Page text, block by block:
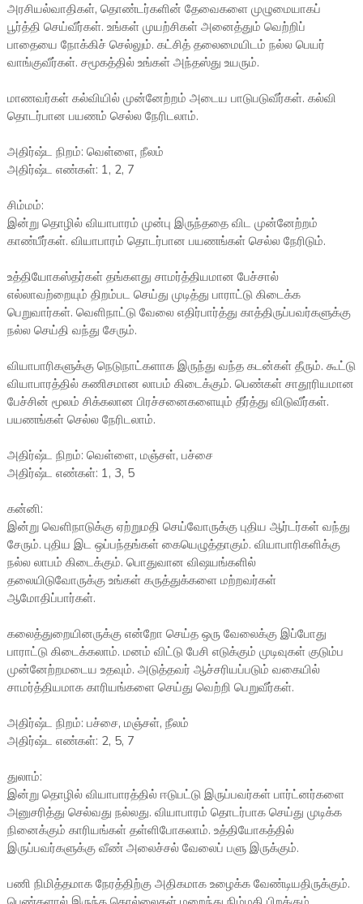
அரசியல்வாதிகள், தொண்டர்களின் தேவைகளை முழுமையாகப்
பூர்த்தி செய்வீர்கள். உங்கள் முயற்சிகள் அனைத்தும் வெற்றிப்
பாதையை நோக்கிச் செல்லும். கட்சித் தலைமையிடம் நல்ல பெயர்
வாங்குவீர்கள். சமூகத்தில் உங்கள் அந்தஸ்து உயரும்.
மாணவர்கள் கல்வியில் முன்னேற்றம் அடைய பாடுபடுவீர்கள். கல்வி
தொடர்பான பயணம் செல்ல நேரிடலாம்.
அதிர்ஷ்ட நிறம்: வெள்ளை, நீலம்
அதிர்ஷ்ட எண்கள்: 1, 2, 7
சிம்மம்:
இன்று தொழில் வியாபாரம் முன்பு இருந்ததை விட முன்னேற்றம்
காண்பீர்கள். வியாபாரம் தொடர்பான பயணங்கள் செல்ல நேரிடும்.
உத்தியோகஸ்தர்கள் தங்களது சாமர்த்தியமான பேச்சால்
எல்லாவற்றையும் திறம்பட செய்து முடித்து பாராட்டு கிடைக்க
பெறுவார்கள். வெளிநாட்டு வேலை எதிர்பார்த்து காத்திருப்பவர்களுக்கு
நல்ல செய்தி வந்து சேரும்.
வியாபாரிகளுக்கு நெடுநாட்களாக இருந்து வந்த கடன்கள் தீரும். கூட்டு
வியாபாரத்தில் கணிசமான லாபம் கிடைக்கும். பெண்கள் சாதூரியமான
பேச்சின் மூலம் சிக்கலான பிரச்சனைகளையும் தீர்த்து விடுவீர்கள்.
பயணங்கள் செல்ல நேரிடலாம்.
அதிர்ஷ்ட நிறம்: வெள்ளை, மஞ்சள், பச்சை
அதிர்ஷ்ட எண்கள்: 1, 3, 5
கன்னி:
இன்று வெளிநாடுக்கு ஏற்றுமதி செய்வோருக்கு புதிய ஆர்டர்கள் வந்து
சேரும். புதிய இட ஒப்பந்தங்கள் கையெழுத்தாகும். வியாபாரிகளிக்கு
நல்ல லாபம் கிடைக்கும். பொதுவான விஷயங்களில்
தலையிடுவோருக்கு உங்கள் கருத்துக்களை மற்றவர்கள்
ஆமோதிப்பார்கள்.
கலைத்துறையினருக்கு என்றோ செய்த ஒரு வேலைக்கு இப்போது
பாராட்டு கிடைக்கலாம். மனம் விட்டு பேசி எடுக்கும் முடிவுகள் குடும்ப
முன்னேற்றமடைய உதவும். அடுத்தவர் ஆச்சரியப்படும் வகையில்
சாமர்த்தியமாக காரியங்களை செய்து வெற்றி பெறுவீர்கள்.
அதிர்ஷ்ட நிறம்: பச்சை, மஞ்சள், நீலம்
அதிர்ஷ்ட எண்கள்: 2, 5, 7
துலாம்:
இன்று தொழில் வியாபாரத்தில் ஈடுபட்டு இருப்பவர்கள் பார்ட்னர்களை
அனுசரித்து செல்வது நல்லது. வியாபாரம் தொடர்பாக செய்து முடிக்க
நினைக்கும் காரியங்கள் தள்ளிபோகலாம். உத்தியோகத்தில்
இருப்பவர்களுக்கு வீண் அலைச்சல் வேலைப் பளு இருக்கும்.
பணி நிமித்தமாக நேரத்திற்கு அதிகமாக உழைக்க வேண்டியதிருக்கும்.